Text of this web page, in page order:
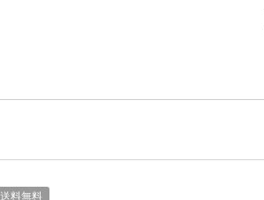
送料無料